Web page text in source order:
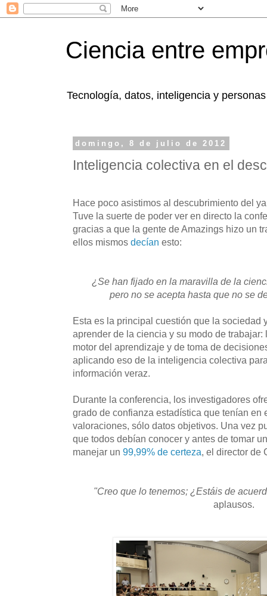
Ciencia entre
Tecnología, datos, inteligencia y personas
domingo, 8 de julio de 2012
Inteligencia colectiva en el
Hace poco asistimos al descubrimiento del
Tuve la suerte de poder ver en directo la
gracias a que la gente de Amazings hizo un
ellos mismos decían esto:
¿Se han fijado en la maravilla de la
pero no se acepta hasta que no se
Esta es la principal cuestión que la sociedad
aprender de la ciencia y su modo de
motor del aprendizaje y de toma de
aplicando eso de la inteligencia colectiva
información veraz.
Durante la conferencia, los investigadores
grado de confianza estadística que tenían en
valoraciones, sólo datos objetivos. Una vez
que todos debían conocer y antes de tomar
manejar un 99,99% de certeza, el director de
"Creo que lo tenemos; ¿Estáis de
aplausos.